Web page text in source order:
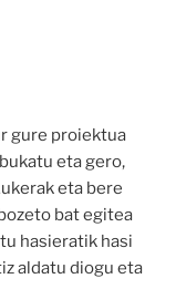
gure proiektua
eta gero,
eta bere
bat egitea
hasieratik hasi
aldatu diogu eta